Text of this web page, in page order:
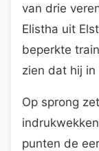
van drie
Elistha uit
beperkte
zien dat hij in
Op sprong
punten de